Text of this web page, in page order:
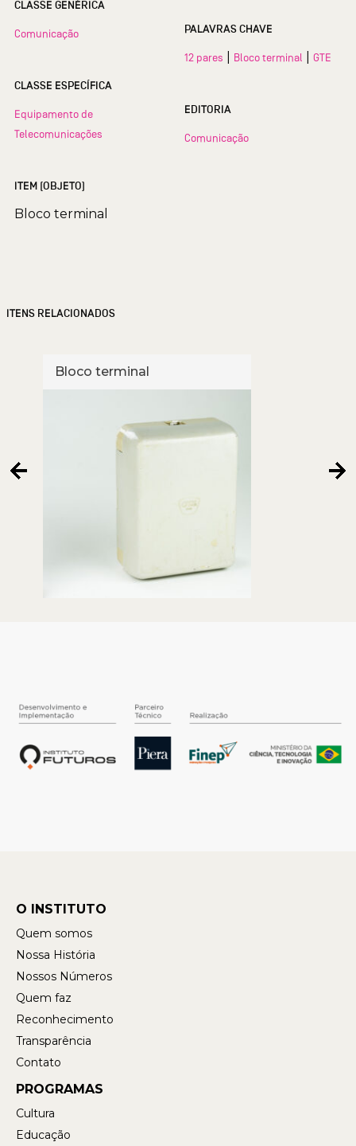
CLASSE GENÉRICA
Comunicação
CLASSE ESPECÍFICA
Equipamento de
Telecomunicações
ITEM (OBJETO)
Bloco terminal
PALAVRAS CHAVE
12 pares Bloco terminal GTE
EDITORIA
Comunicação
ITENS RELACIONADOS
Bloco terminal
O INSTITUTO
Quem somos
Nossa História
Nossos Números
Quem faz
Reconhecimento
Transparência
Contato
PROGRAMAS
Cultura
Educação